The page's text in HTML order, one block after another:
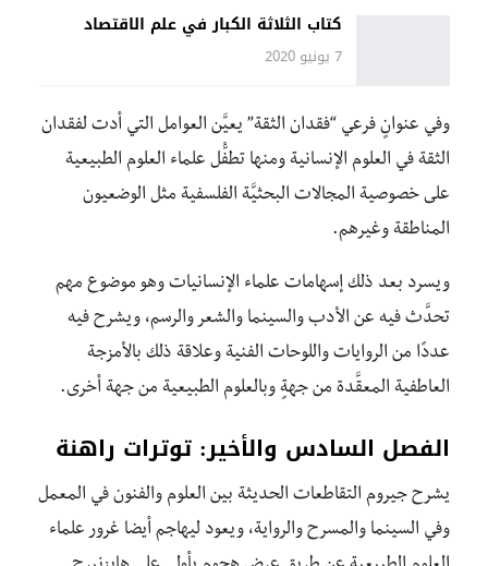
كتاب الثلاثة الكبار في علم الاقتصاد
7 يونيو 2020
وفي عنوانٍ فرعي “فقدان الثقة” يعيَّن العوامل التي أدت لفقدان
الثقة في العلوم الإنسانية ومنها تطفُّل علماء العلوم الطبيعية
على خصوصية المجالات البحثيَّة الفلسفية مثل الوضعيون
المناطقة وغيرهم.
ويسرد بعد ذلك إسهامات علماء الإنسانيات وهو موضوع مهم
تحدَّث فيه عن الأدب والسينما والشعر والرسم، ويشرح فيه
عددًا من الروايات واللوحات الفنية وعلاقة ذلك بالأمزجة
العاطفية المعقَّدة من جهةٍ وبالعلوم الطبيعية من جهة أخرى.
الفصل السادس والأخير: توترات راهنة
يشرح جيروم التقاطعات الحديثة بين العلوم والفنون في المعمل
وفي السينما والمسرح والرواية، ويعود ليهاجم أيضا غرور علماء